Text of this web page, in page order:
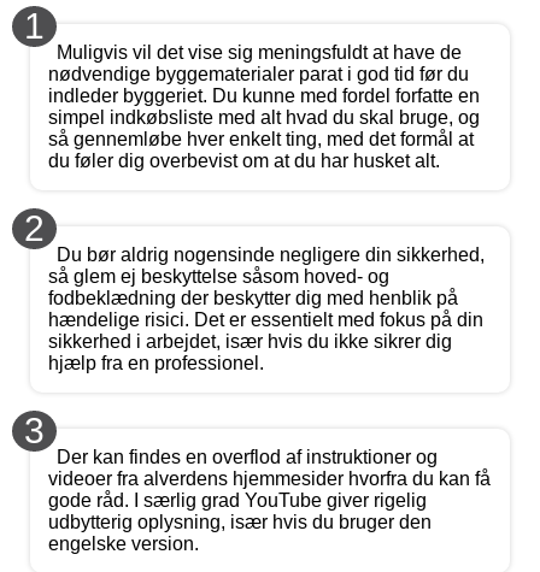
1
Muligvis vil det vise sig meningsfuldt at have de
nødvendige byggematerialer parat i god tid før du
indleder byggeriet. Du kunne med fordel forfatte en
simpel indkøbsliste med alt hvad du skal bruge, og
så gennemløbe hver enkelt ting, med det formål at
du føler dig overbevist om at du har husket alt.
2
Du bør aldrig nogensinde negligere din sikkerhed,
så glem ej beskyttelse såsom hoved- og
fodbeklædning der beskytter dig med henblik på
hændelige risici. Det er essentielt med fokus på din
sikkerhed i arbejdet, især hvis du ikke sikrer dig
hjælp fra en professionel.
3
Der kan findes en overflod af instruktioner og
videoer fra alverdens hjemmesider hvorfra du kan få
gode råd. I særlig grad YouTube giver rigelig
udbytterig oplysning, især hvis du bruger den
engelske version.